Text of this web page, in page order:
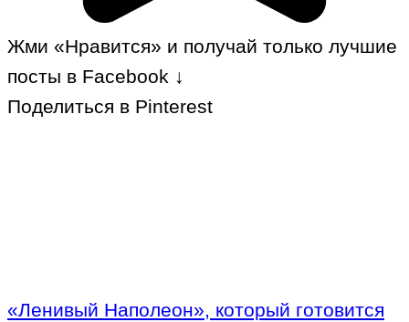
Жми «Нравится» и получай только лучшие
посты в Facebook ↓
Поделиться в Pinterest
«Ленивый Наполеон», который готовится